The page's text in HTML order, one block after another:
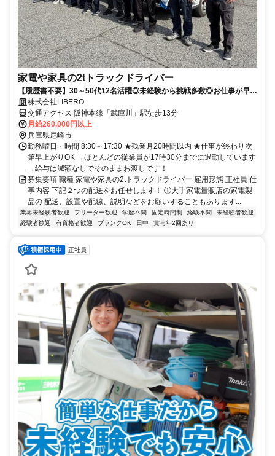
家電や家具の2tトラックドライバー
【履歴書不要】30～50代12名活躍◎未経験から挑戦多数◎お仕事が早く
終わって退勤でも給与変わらず◎
株式会社LIBERO
交通アクセス 阪神本線「武庫川」駅徒歩13分
月給260,000円以上
兵庫県尼崎市
勤務曜日・時間 8:30～17:30 ★残業月20時間以内 ★仕事が終わり次
第早上がりOK →ほとんどの従業員が17時30分までに退勤しています
→給与は減額なしでそのままお渡しです！
募集要項 職種 家電や家具の2tトラックドライバー 雇用形態 正社員 仕
事内容 下記２つの配送をお任せします！ ①大手家電量販店の家電製
品の 配送、設置や配線、説明などをお願いすることもあります...
業界未経験者歓迎 フリーター歓迎 学歴不問 固定時間制 経験不問
未経験者歓迎
経験者歓迎
有資格者歓迎 ブランクOK 日中 賞与年2回あり
正社員